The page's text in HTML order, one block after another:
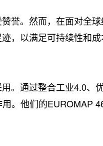
誉。然而，在面对全
，以满足可持续性和
。通过整合工业4.0、
。他们的EUROMAP